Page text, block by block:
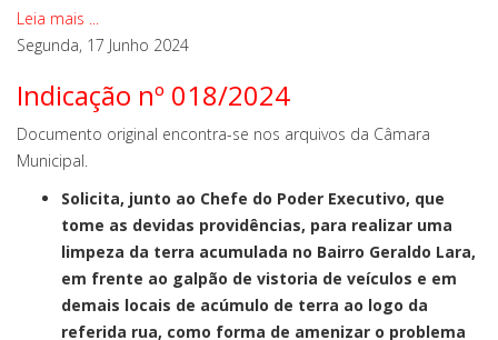
Leia mais ...
Segunda, 17 Junho 2024
Indicação nº 018/2024
Documento original encontra-se nos arquivos da Câmara
Municipal.
Solicita, junto ao Chefe do Poder Executivo, que
tome as devidas providências, para realizar uma
limpeza da terra acumulada no Bairro Geraldo Lara,
em frente ao galpão de vistoria de veículos e em
demais locais de acúmulo de terra ao logo da
referida rua, como forma de amenizar o problema